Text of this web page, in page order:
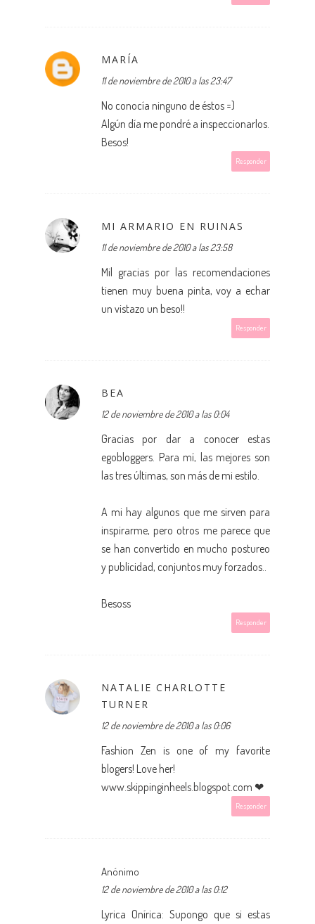
MARÍA
11 de noviembre de 2010 a las 23:47
No conocía ninguno de éstos =)
Algún día me pondré a inspeccionarlos.
Besos!
Responder
MI ARMARIO EN RUINAS
11 de noviembre de 2010 a las 23:58
Mil gracias por las recomendaciones
tienen muy buena pinta, voy a echar
un vistazo un beso!!
Responder
BEA
12 de noviembre de 2010 a las 0:04
Gracias por dar a conocer estas
egobloggers. Para mí, las mejores son
las tres últimas, son más de mi estilo.
A mi hay algunos que me sirven para
inspirarme, pero otros me parece que
se han convertido en mucho postureo
y publicidad, conjuntos muy forzados..
Besoss
Responder
NATALIE CHARLOTTE
TURNER
12 de noviembre de 2010 a las 0:06
Fashion Zen is one of my favorite
blogers! Love her!
www.skippinginheels.blogspot.com ❤
Responder
Anónimo
12 de noviembre de 2010 a las 0:12
Lyrica Onírica: Supongo que si estas